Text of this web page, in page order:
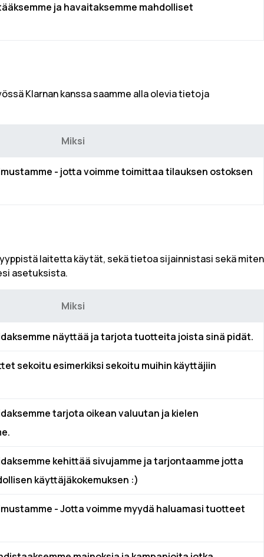
ja havaitaksemme mahdolliset
Klarnan kanssa saamme alla olevia tietoja
Miksi
- jotta voimme toimittaa tilauksen ostoksen
laitetta käytät, sekä tietoa sijainnistasi sekä miten
asetuksista.
Miksi
näyttää ja tarjota tuotteita joista sinä pidät.
sekoitu esimerkiksi sekoitu muihin käyttäjiin
tarjota oikean valuutan ja kielen
kehittää sivujamme ja tarjontaamme jotta
käyttäjäkokemuksen :)
- Jotta voimme myydä haluamasi tuotteet